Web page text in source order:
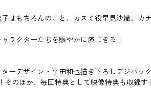
はもちろんのこと、カスミ役早見沙織、
ラクターたちを賑やかに演じきる！
ーデザイン・平田和也描き下ろしデジパッ
のほか、毎回特典として映像特典も収録